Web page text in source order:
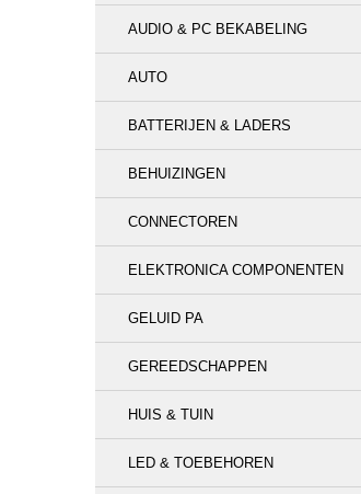
AUDIO & PC BEKABELING
AUTO
BATTERIJEN & LADERS
BEHUIZINGEN
CONNECTOREN
ELEKTRONICA COMPONENTEN
GELUID PA
GEREEDSCHAPPEN
HUIS & TUIN
LED & TOEBEHOREN